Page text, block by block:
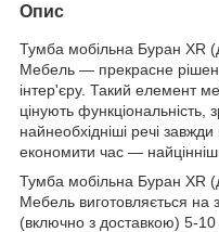
Опис
Тумба мобільна Буран XR
Мебель — прекрасне
інтер'єру. Такий елемент
цінують функціональність,
найнеобхідніші речі
економити час —
Тумба мобільна Буран XR
Мебель виготовляється на
(включно з доставкою) 5-10